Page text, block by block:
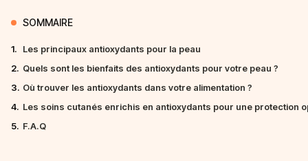
SOMMAIRE
1.
Les principaux antioxydants pour la peau
2. Quels sont les bienfaits des antioxydants pour votre peau ?
3. Où trouver les antioxydants dans votre alimentation ?
4. Les soins cutanés enrichis en antioxydants pour une protection
5. F.A.Q